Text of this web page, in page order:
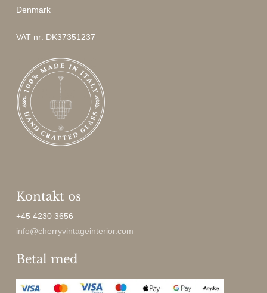
Denmark
VAT nr: DK37351237
Kontakt os
+45 4230 3656
info@cherryvintageinterior.com
Betal med